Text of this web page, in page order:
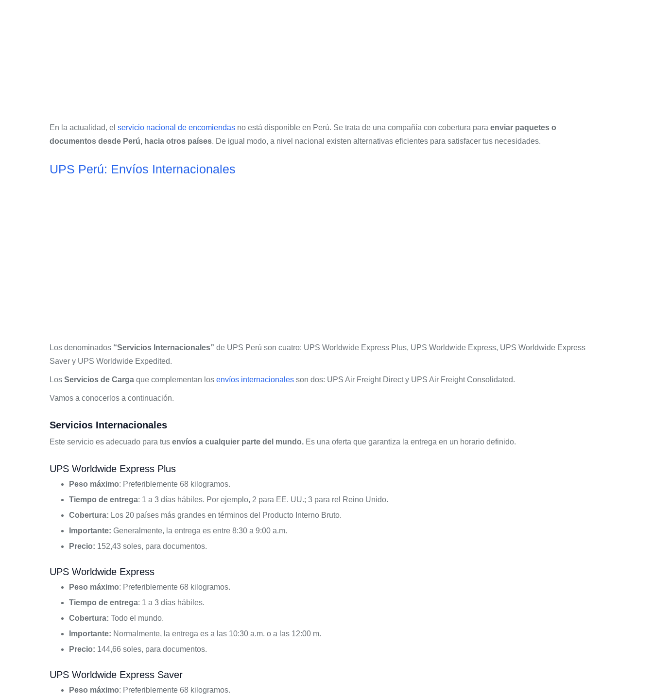
En la actualidad, el servicio nacional de encomiendas no está disponible en Perú. Se trata de una compañía con cobertura para enviar paquetes o
documentos desde Perú, hacia otros países. De igual modo, a nivel nacional existen alternativas eficientes para satisfacer tus necesidades.
UPS Perú: Envíos Internacionales
Los denominados “Servicios Internacionales” de UPS Perú son cuatro: UPS Worldwide Express Plus, UPS Worldwide Express, UPS Worldwide Express
Saver y UPS Worldwide Expedited.
Los Servicios de Carga que complementan los envíos internacionales son dos: UPS Air Freight Direct y UPS Air Freight Consolidated.
Vamos a conocerlos a continuación.
Servicios Internacionales
Este servicio es adecuado para tus envíos a cualquier parte del mundo. Es una oferta que garantiza la entrega en un horario definido.
UPS Worldwide Express Plus
Peso máximo: Preferiblemente 68 kilogramos.
Tiempo de entrega: 1 a 3 días hábiles. Por ejemplo, 2 para EE. UU.; 3 para rel Reino Unido.
Cobertura: Los 20 países más grandes en términos del Producto Interno Bruto.
Importante: Generalmente, la entrega es entre 8:30 a 9:00 a.m.
Precio: 152,43 soles, para documentos.
UPS Worldwide Express
Peso máximo: Preferiblemente 68 kilogramos.
Tiempo de entrega: 1 a 3 días hábiles.
Cobertura: Todo el mundo.
Importante: Normalmente, la entrega es a las 10:30 a.m. o a las 12:00 m.
Precio: 144,66 soles, para documentos.
UPS Worldwide Express Saver
Peso máximo: Preferiblemente 68 kilogramos.